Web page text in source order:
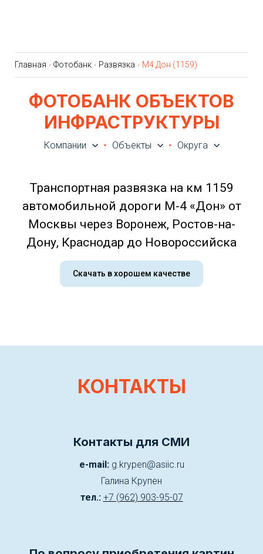
Главная Фотобанк Развязка М4 Дон (1159)
ФОТОБАНК ОБЪЕКТОВ
ИНФРАСТРУКТУРЫ
Компании Объекты Округа
Транспортная развязка на км 1159
автомобильной дороги М-4 «Дон» от
Москвы через Воронеж, Ростов-на-
Дону, Краснодар до Новороссийска
Скачать в хорошем качестве
КОНТАКТЫ
Контакты для СМИ
e-mail:g.krypen@asiic.ru
Галина Крупен
тел.: +7 (962) 903-95-07